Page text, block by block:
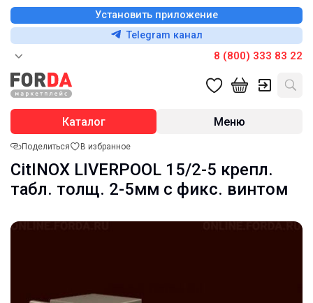
Установить приложение
Telegram канал
8 (800) 333 83 22
Каталог Меню
Поделиться В избранное
CitINOX LIVERPOOL 15/2-5 крепл.
табл. толщ. 2-5мм с фикс. винтом